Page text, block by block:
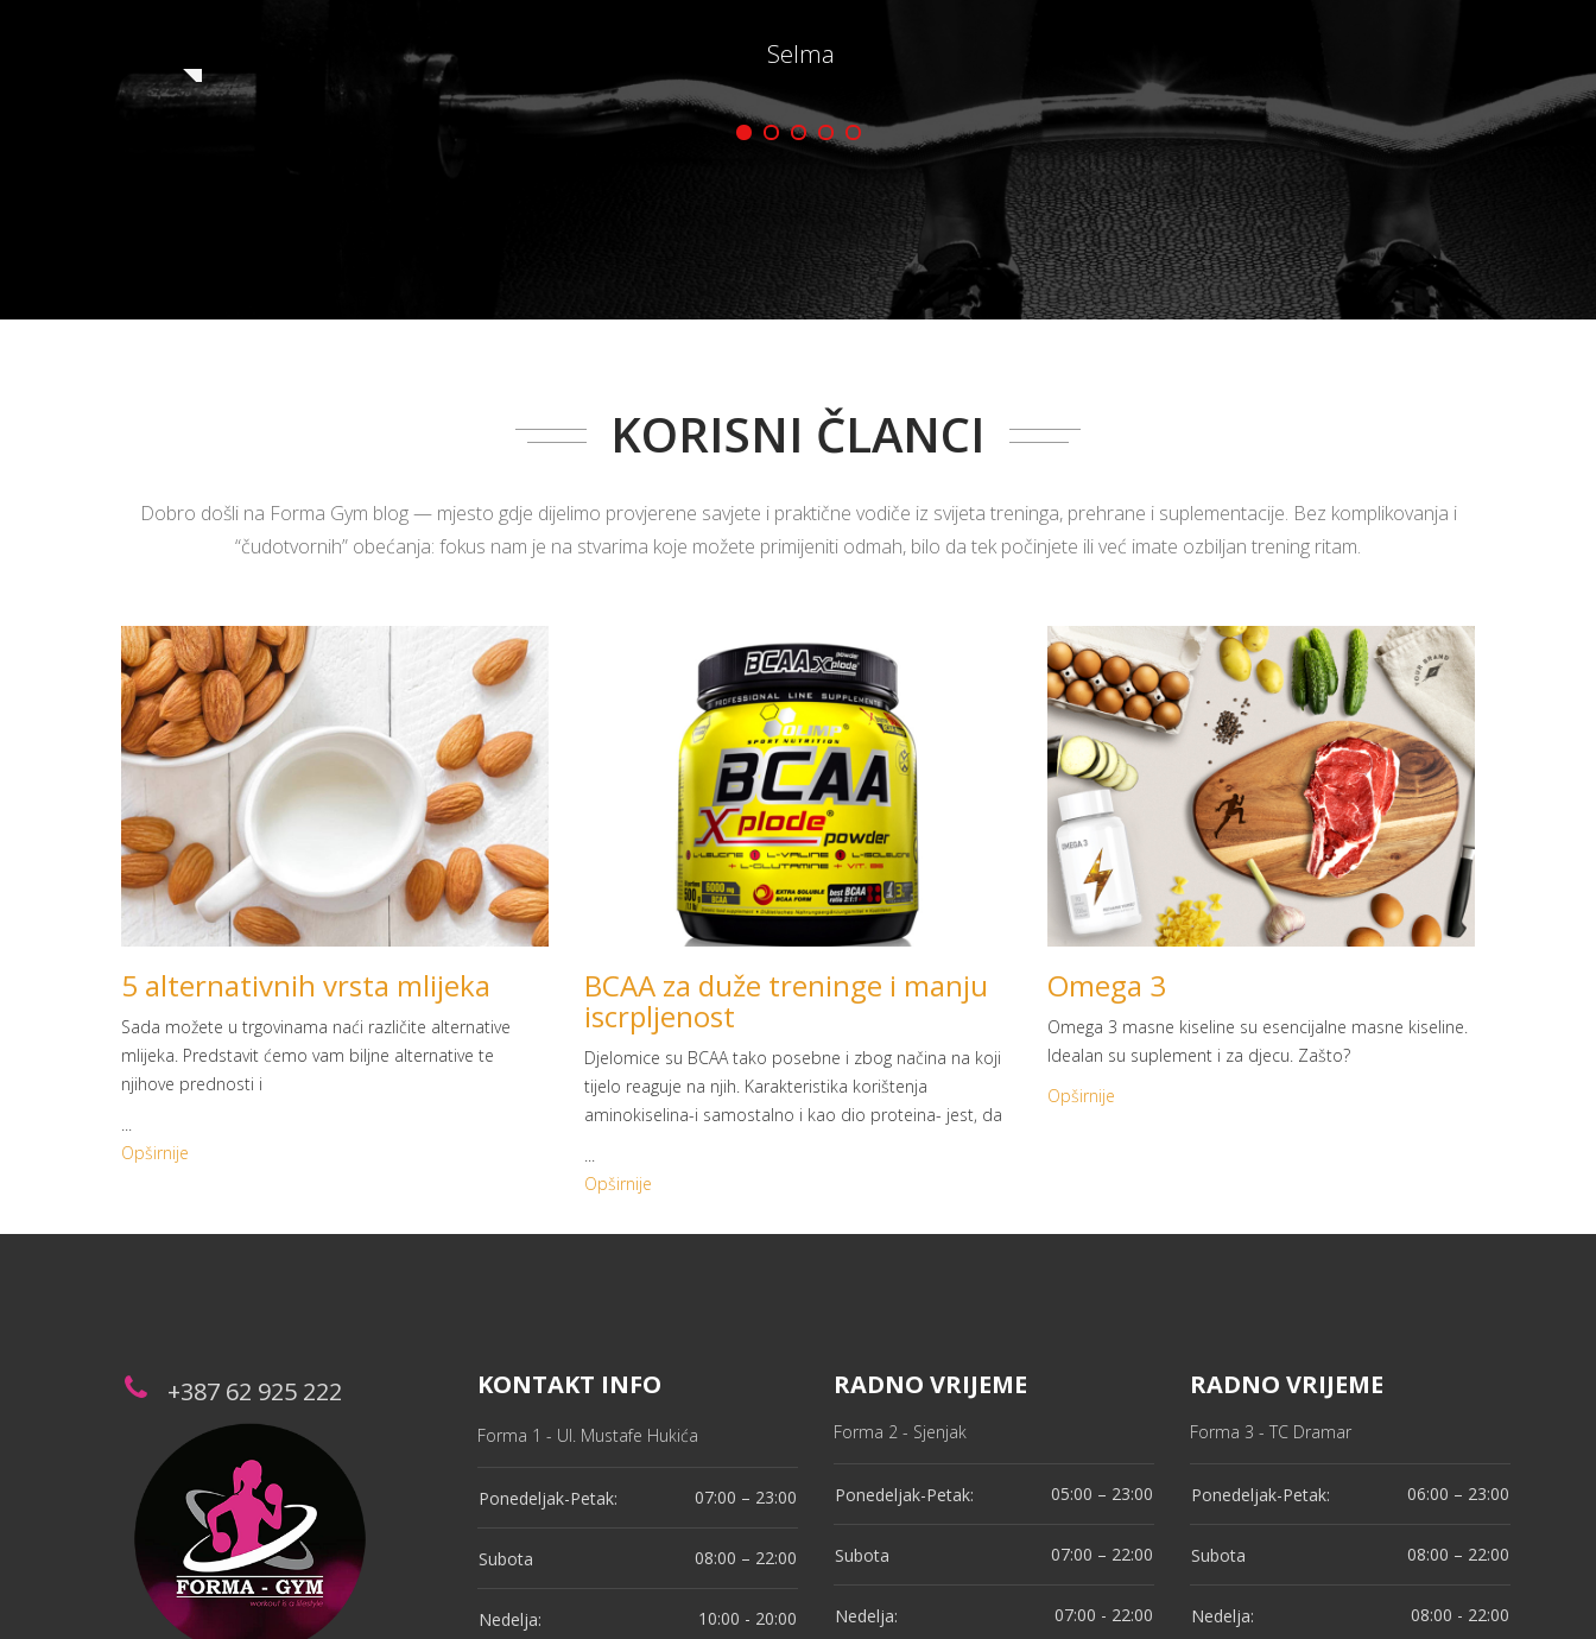
Selma
KORISNI ČLANCI
Dobro došli na Forma Gym blog — mjesto gdje dijelimo provjerene savjete i praktične vodiče iz svijeta treninga, prehrane i suplementacije. Bez komplikovanja i
“čudotvornih” obećanja: fokus nam je na stvarima koje možete primijeniti odmah, bilo da tek počinjete ili već imate ozbiljan trening ritam.
5 alternativnih vrsta mlijeka
Sada možete u trgovinama naći različite alternative
mlijeka. Predstavit ćemo vam biljne alternative te
njihove prednosti i
...
Opširnije
BCAA za duže treninge i manju
iscrpljenost
Djelomice su BCAA tako posebne i zbog načina na koji
tijelo reaguje na njih. Karakteristika korištenja
aminokiselina-i samostalno i kao dio proteina- jest, da
...
Opširnije
Omega 3
Omega 3 masne kiseline su esencijalne masne kiseline.
Idealan su suplement i za djecu. Zašto?
Opširnije
+387 62 925 222 KONTAKT INFO
Forma 1 - Ul. Mustafe Hukića
Ponedeljak-Petak: 07:00 – 23:00
Subota 08:00 – 22:00
Nedelja: 10:00 - 20:00
RADNO VRIJEME
Forma 2 - Sjenjak
Ponedeljak-Petak: 05:00 – 23:00
Subota 07:00 – 22:00
Nedelja: 07:00 - 22:00
RADNO VRIJEME
Forma 3 - TC Dramar
Ponedeljak-Petak: 06:00 – 23:00
Subota 08:00 – 22:00
Nedelja: 08:00 - 22:00